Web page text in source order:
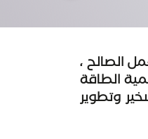
الصالح ،
منا بأهمية الطاقة
وتطوير